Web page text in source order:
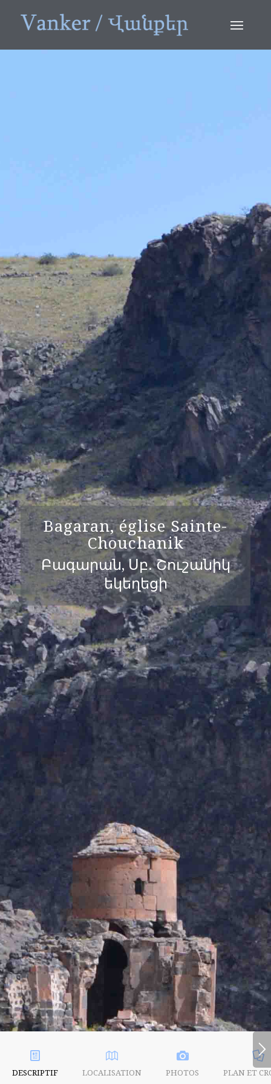
Bagaran, église Sainte-
Chouchanik
Բագարան, Սբ. Շուշանիկ
եկեղեցի
DESCRIPTIF LOCALISATION PHOTOS PLAN ET